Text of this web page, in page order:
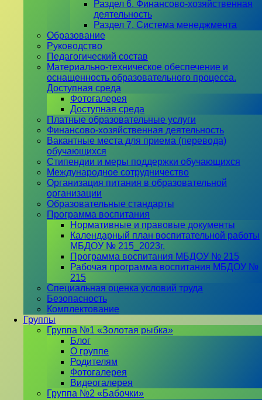
Раздел 6. Финансово-хозяйственная
деятельность
Раздел 7. Система менеджмента
Образование
Руководство
Педагогический состав
Материально-техническое обеспечение и
оснащенность образовательного процесса.
Доступная среда
Фотогалерея
Доступная среда
Платные образовательные услуги
Финансово-хозяйственная деятельность
Вакантные места для приема (перевода)
обучающихся
Стипендии и меры поддержки обучающихся
Международное сотрудничество
Организация питания в образовательной
организации
Образовательные стандарты
Программа воспитания
Нормативные и правовые документы
Календарный план воспитательной работы
МБДОУ № 215_2023г.
Программа воспитания МБДОУ № 215
Рабочая программа воспитания МБДОУ №
215
Специальная оценка условий труда
Безопасность
Комплектование
Группы
Группа №1 «Золотая рыбка»
Блог
О группе
Родителям
Фотогалерея
Видеогалерея
Группа №2 «Бабочки»